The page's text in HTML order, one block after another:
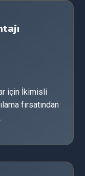
için İkimisli
fırsatından